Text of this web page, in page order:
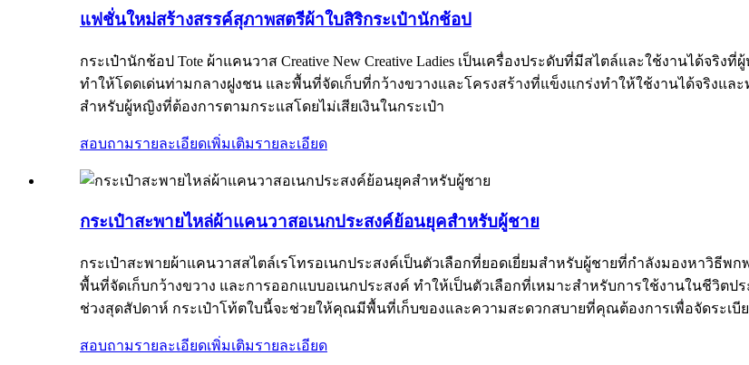
แฟชั่นใหม่สร้างสรรค์สุภาพสตรีผ้าใบสิริกระเป๋านักช้อป
กระเป๋านักช้อป Tote ผ้าแคนวาส Creative New Creative Ladies เป็นเครื่องประดับที่มีสไตล์และใช้งานได้
ทำให้โดดเด่นท่ามกลางฝูงชน และพื้นที่จัดเก็บที่กว้างขวางและโครงสร้างที่แข็งแกร่งทำให้ใช้งานได้จริงแล
สำหรับผู้หญิงที่ต้องการตามกระแสโดยไม่เสียเงินในกระเป๋า
สอบถามรายละเอียดเพิ่มเติมรายละเอียด
กระเป๋าสะพายไหล่ผ้าแคนวาสอเนกประสงค์ย้อนยุคสำหรับผู้ชาย
กระเป๋าสะพายผ้าแคนวาสสไตล์เรโทรอเนกประสงค์เป็นตัวเลือกที่ยอดเยี่ยมสำหรับผู้ชายที่กำลังมองหาวิธี
พื้นที่จัดเก็บกว้างขวาง และการออกแบบอเนกประสงค์ ทำให้เป็นตัวเลือกที่เหมาะสำหรับการใช้งานในชีวิต
ช่วงสุดสัปดาห์ กระเป๋าโท้ตใบนี้จะช่วยให้คุณมีพื้นที่เก็บของและความสะดวกสบายที่คุณต้องการเพื่อจัดระเบี
สอบถามรายละเอียดเพิ่มเติมรายละเอียด